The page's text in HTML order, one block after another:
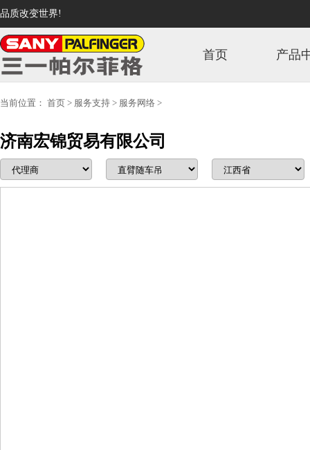
品质改变世界!
首页 产品
当前位置： 首页 > 服务支持 > 服务网络 >
济南宏锦贸易有限公司